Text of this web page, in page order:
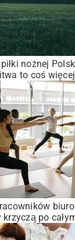
nożnej
to coś
krzyczą po